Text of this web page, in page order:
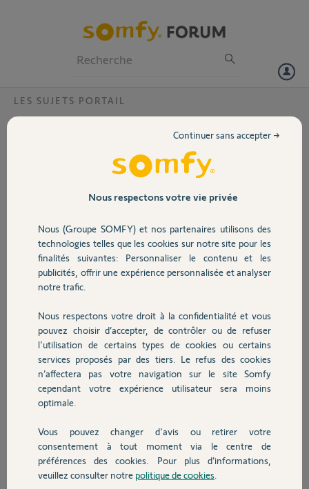
Volet
Sécurité
Domotique
Chauffage
Autres produits
Devis avec un pro
Contact
LES SUJETS PORTAIL
Raccordement Flash boitier EXAVIA (7-8-
Bonjour,
Le raccordement du flash
fourni en KIT donne les
sont en mode clignotant
maximum 10 W.
Pour une question de sécurité je dois rajouter un deuxième flash
impérativement, je me suis aperçu que lorsque le portail est en
mouvement la borne 7 (-) et la 9(+) donnaient un 24 V permanent,
puis-je utiliser cette combinaison pour le 2"eme flash ?
les deux flash, soit 400 mA ?
Merci,
Norbert
il y a 10 mois
Participer au fil de discussion
Réponses
Nous respectons votre vie privée
Nous (Groupe SOMFY) et nos partenaires utilisons des
technologies telles que les cookies sur notre site pour les
finalités suivantes: Personnaliser le contenu et les
publicités, offrir une expérience personnalisée et analyser
notre trafic.
Nous respectons votre droit à la confidentialité et vous
pouvez choisir d’accepter, de contrôler ou de refuser
l'utilisation de certains types de cookies ou certains
services proposés par des tiers. Le refus des cookies
n’affectera pas votre navigation sur le site Somfy
cependant votre expérience utilisateur sera moins
optimale.
Vous pouvez changer d'avis ou retirer votre
consentement à tout moment via le centre de
préférences des cookies. Pour plus d’informations,
veuillez consulter notre politique de cookies
Continuer sans accepter →